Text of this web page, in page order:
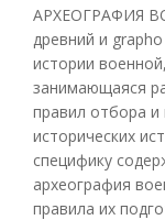
АРХЕОГРАФИЯ
древний и
истории
занимающаяся
правил отбора и
исторических
специфику
археография
правила их